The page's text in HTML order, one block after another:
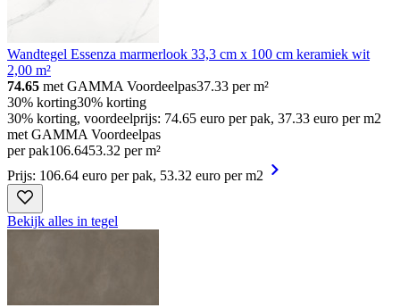
Wandtegel Essenza marmerlook 33,3 cm x 100 cm keramiek wit
2,00 m²
74.65 met GAMMA Voordeelpas37.33 per m²
30% korting30% korting
30% korting, voordeelprijs: 74.65 euro per pak, 37.33 euro per m2
met GAMMA Voordeelpas
per pak106.6453.32 per m²
Prijs: 106.64 euro per pak, 53.32 euro per m2
Bekijk alles in tegel